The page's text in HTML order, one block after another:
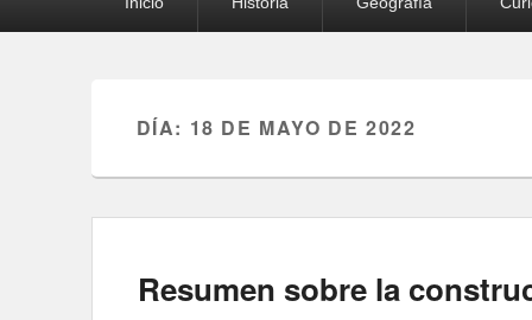
DÍA: 18 DE MAYO DE 2022
Resumen sobre la